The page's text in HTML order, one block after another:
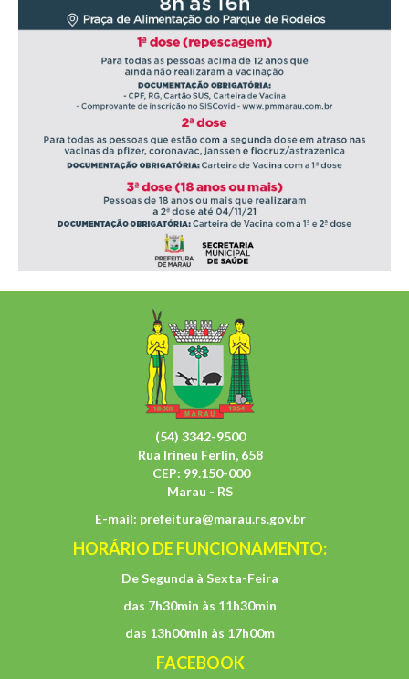
(54) 3342-9500
Rua Irineu Ferlin, 658
CEP: 99.150-000
Marau - RS
E-mail: prefeitura@marau.rs.gov.br
HORÁRIO DE FUNCIONAMENTO:
De Segunda à Sexta-Feira
das 7h30min às 11h30min
das 13h00min às 17h00m
FACEBOOK